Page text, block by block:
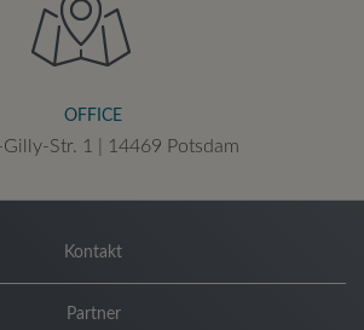
OFFICE
Str. 1 | 14469 Potsdam
Kontakt
Partner